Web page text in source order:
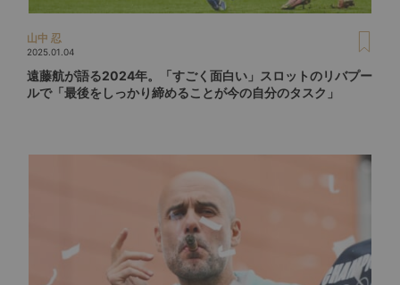
山中 忍
2025.01.04
遠藤航が語る2024年。「すごく面白い」スロットのリバプー
ルで「最後をしっかり締めることが今の自分のタスク」